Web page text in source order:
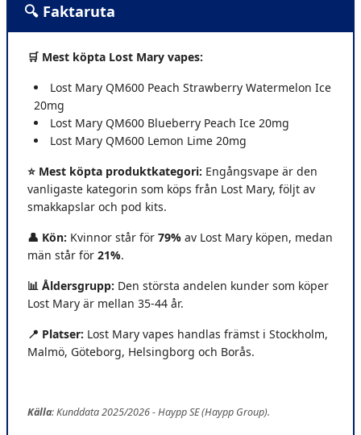
🔍 Faktaruta
🛒 Mest köpta Lost Mary vapes:
Lost Mary QM600 Peach Strawberry Watermelon Ice
20mg
Lost Mary QM600 Blueberry Peach Ice 20mg
Lost Mary QM600 Lemon Lime 20mg
⭐ Mest köpta produktkategori: Engångsvape är den
vanligaste kategorin som köps från Lost Mary, följt av
smakkapslar och pod kits.
👤 Kön: Kvinnor står för 79% av Lost Mary köpen, medan
män står för 21%.
📊 Åldersgrupp: Den största andelen kunder som köper
Lost Mary är mellan 35-44 år.
📍 Platser: Lost Mary vapes handlas främst i Stockholm,
Malmö, Göteborg, Helsingborg och Borås.
Källa: Kunddata 2025/2026 - Haypp SE (Haypp Group).